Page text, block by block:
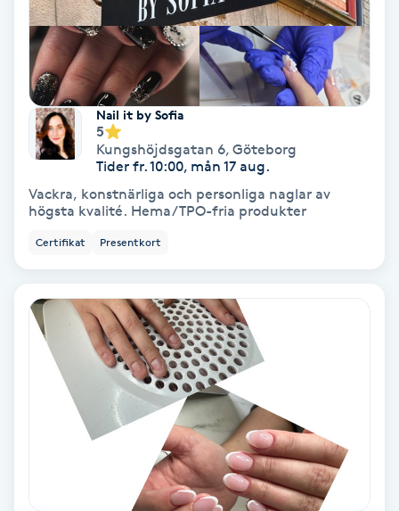
Kinesiologi
Kinesisk medicin
Kiropraktik
Klangmassage
Klippning
Klippning ungdom
Koppningsmassage
Kosmetisk tatuering
Nail it by Sofia
5
Kungshöjdsgatan 6, Göteborg
Tider fr. 10:00, mån 17 aug.
Vackra, konstnärliga och personliga naglar av
högsta kvalité. Hema/TPO-fria produkter
Certifikat Presentkort